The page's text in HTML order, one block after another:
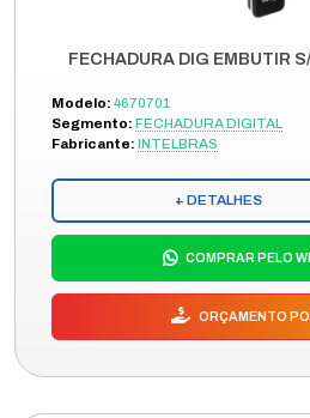
FECHADURA DIG EMBUTIR
Modelo: 4670701
Segmento: FECHADURA DIGITAL
Fabricante: INTELBRAS
+ DETALHES
COMPRAR PELO
ORÇAMENTO